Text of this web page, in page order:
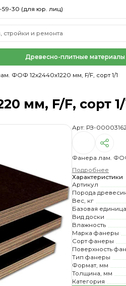
59-30 (для юр. лиц)
Древесно-плитные материалы
ФОФ 12х2440х1220 мм, F/F, сорт 1/1
мм, F/F, сорт 1/
Арт: РЗ-
Фанера лам. ФОФ
Подробнее
Характеристики
Артикул
Порода
Вес, кг
Базовая единица
Вид доски
Влажность
Марка фанеры
Сорт фанеры
Поверхность
Тип фанеры
Формат, мм
Толщина, мм
Категория